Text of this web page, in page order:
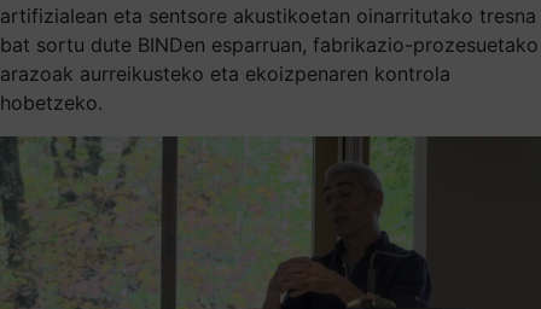
artifizialean eta sentsore akustikoetan oinarritutako tresna
bat sortu dute BINDen esparruan, fabrikazio-prozesuetako
arazoak aurreikusteko eta ekoizpenaren kontrola
hobetzeko.